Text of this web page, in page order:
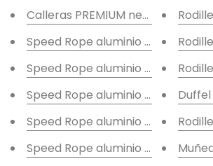
Calleras PREMIUM negra
Speed Rope aluminio rosa
Speed Rope aluminio morado
Speed Rope aluminio verde
Speed Rope aluminio plata
Speed Rope aluminio azul
Duffel